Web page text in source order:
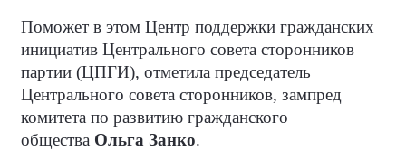
Поможет в этом Центр поддержки гражданских
инициатив Центрального совета сторонников
партии (ЦПГИ), отметила председатель
Центрального совета сторонников, зампред
комитета по развитию гражданского
общества Ольга Занко.